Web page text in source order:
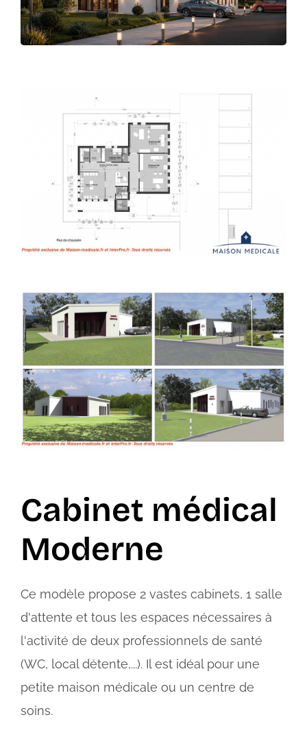
Cabinet médical
Moderne
Ce modèle propose 2 vastes cabinets, 1 salle
d'attente et tous les espaces nécessaires à
l'activité de deux professionnels de santé
(WC, local détente,...). Il est idéal pour une
petite maison médicale ou un centre de
soins.